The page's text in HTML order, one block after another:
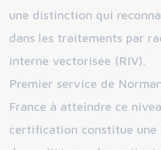
une distinction qui
dans les traitements par
interne vectorisée (RIV).
Premier service de
France à atteindre ce
certification constitue